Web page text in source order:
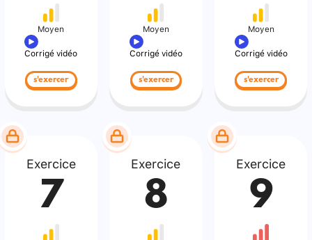
Moyen
Corrigé vidéo
s'exercer
Moyen
Corrigé vidéo
s'exercer
Moyen
Corrigé vidéo
s'exercer
Exercice
7
Exercice
8
Exercice
9